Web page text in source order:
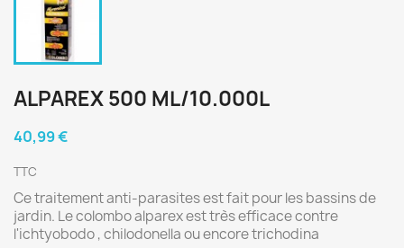
ALPAREX 500 ML/10.000L
40,99 €
TTC
Ce traitement anti-parasites est fait pour les bassins de
jardin. Le colombo alparex est très efficace contre
l'ichtyobodo , chilodonella ou encore trichodina